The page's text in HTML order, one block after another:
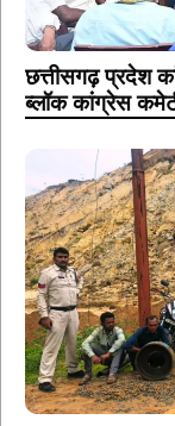
छत्तीसगढ़ प्रदेश
ब्लॉक कांग्रेस